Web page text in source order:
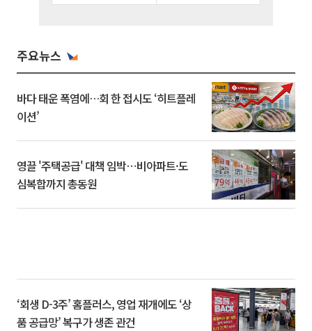
주요뉴스
바다 태운 폭염에…회 한 접시도 ‘히트플레
이션’
영끌 '주택공급' 대책 임박⋯비아파트·도
심복합까지 총동원
‘회생 D-3주’ 홈플러스, 영업 재개에도 ‘상
품 공급망’ 복구가 생존 관건